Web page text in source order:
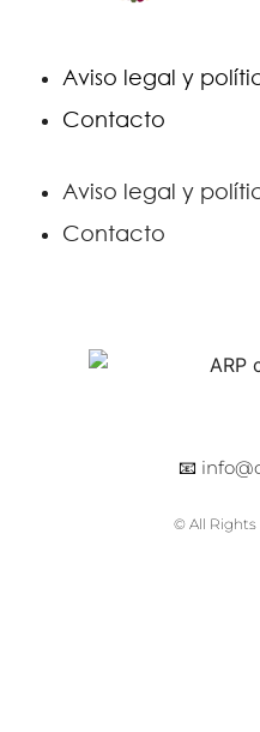
Aviso legal y
Contacto
Aviso legal y
Contacto
📧
© All Rights